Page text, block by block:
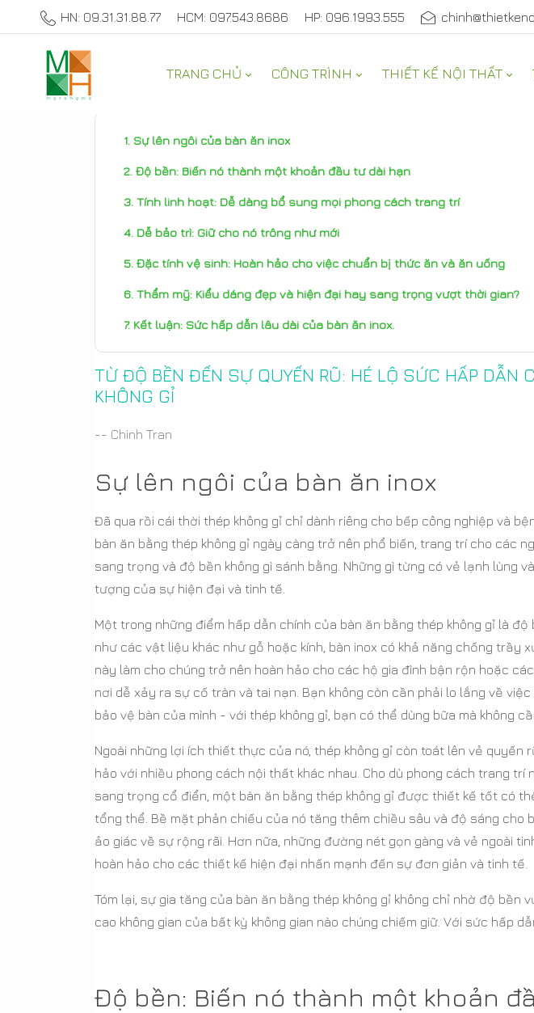
HN: 09.31.31.88.77 HCM: 097.543.8686 HP: 096.1993.555
TRANG CHỦ CÔNG TRÌNH THIẾT KẾ NỘI THẤT
THAM KHẢO
Sự lên ngôi của bàn ăn inox
Độ bền: Biến nó thành một khoản đầu tư dài hạn
Tính linh hoạt: Dễ dàng bổ sung mọi phong cách trang trí
Dễ bảo trì: Giữ cho nó trông như mới
Đặc tính vệ sinh: Hoàn hảo cho việc chuẩn bị thức ăn và ăn uống
Thẩm mỹ: Kiểu dáng đẹp và hiện đại hay sang trọng vượt thời gian?
Kết luận: Sức hấp dẫn lâu dài của bàn ăn inox.
TỪ ĐỘ BỀN ĐẾN SỰ QUYẾN RŨ: HÉ LỘ SỨC HẤP DẪN
KHÔNG GỈ
-- Chinh Tran
Sự lên ngôi của bàn ăn inox
Đã qua rồi cái thời thép không gỉ chỉ dành riêng cho bếp công nghiệp và
bàn ăn bằng thép không gỉ ngày càng trở nên phổ biến, trang trí cho các
sang trọng và độ bền không gì sánh bằng. Những gì từng có vẻ lạnh lùng
tượng của sự hiện đại và tinh tế.
Một trong những điểm hấp dẫn chính của bàn ăn bằng thép không gỉ là
như các vật liệu khác như gỗ hoặc kính, bàn inox có khả năng chống trầy
này làm cho chúng trở nên hoàn hảo cho các hộ gia đình bận rộn hoặc
nơi dễ xảy ra sự cố tràn và tai nạn. Bạn không còn cần phải lo lắng về
bảo vệ bàn của mình - với thép không gỉ, bạn có thể dùng bữa mà không
Ngoài những lợi ích thiết thực của nó, thép không gỉ còn toát lên vẻ quyến
hảo với nhiều phong cách nội thất khác nhau. Cho dù phong cách trang
sang trọng cổ điển, một bàn ăn bằng thép không gỉ được thiết kế tốt có
tổng thể. Bề mặt phản chiếu của nó tăng thêm chiều sâu và độ sáng cho
ảo giác về sự rộng rãi. Hơn nữa, những đường nét gọn gàng và vẻ ngoài
hoàn hảo cho các thiết kế hiện đại nhấn mạnh đến sự đơn giản và tinh tế.
Tóm lại, sự gia tăng của bàn ăn bằng thép không gỉ không chỉ nhờ độ bền
cao không gian của bất kỳ không gian nào chúng chiếm giữ. Với sức hấp
Độ bền: Biến nó thành một khoản